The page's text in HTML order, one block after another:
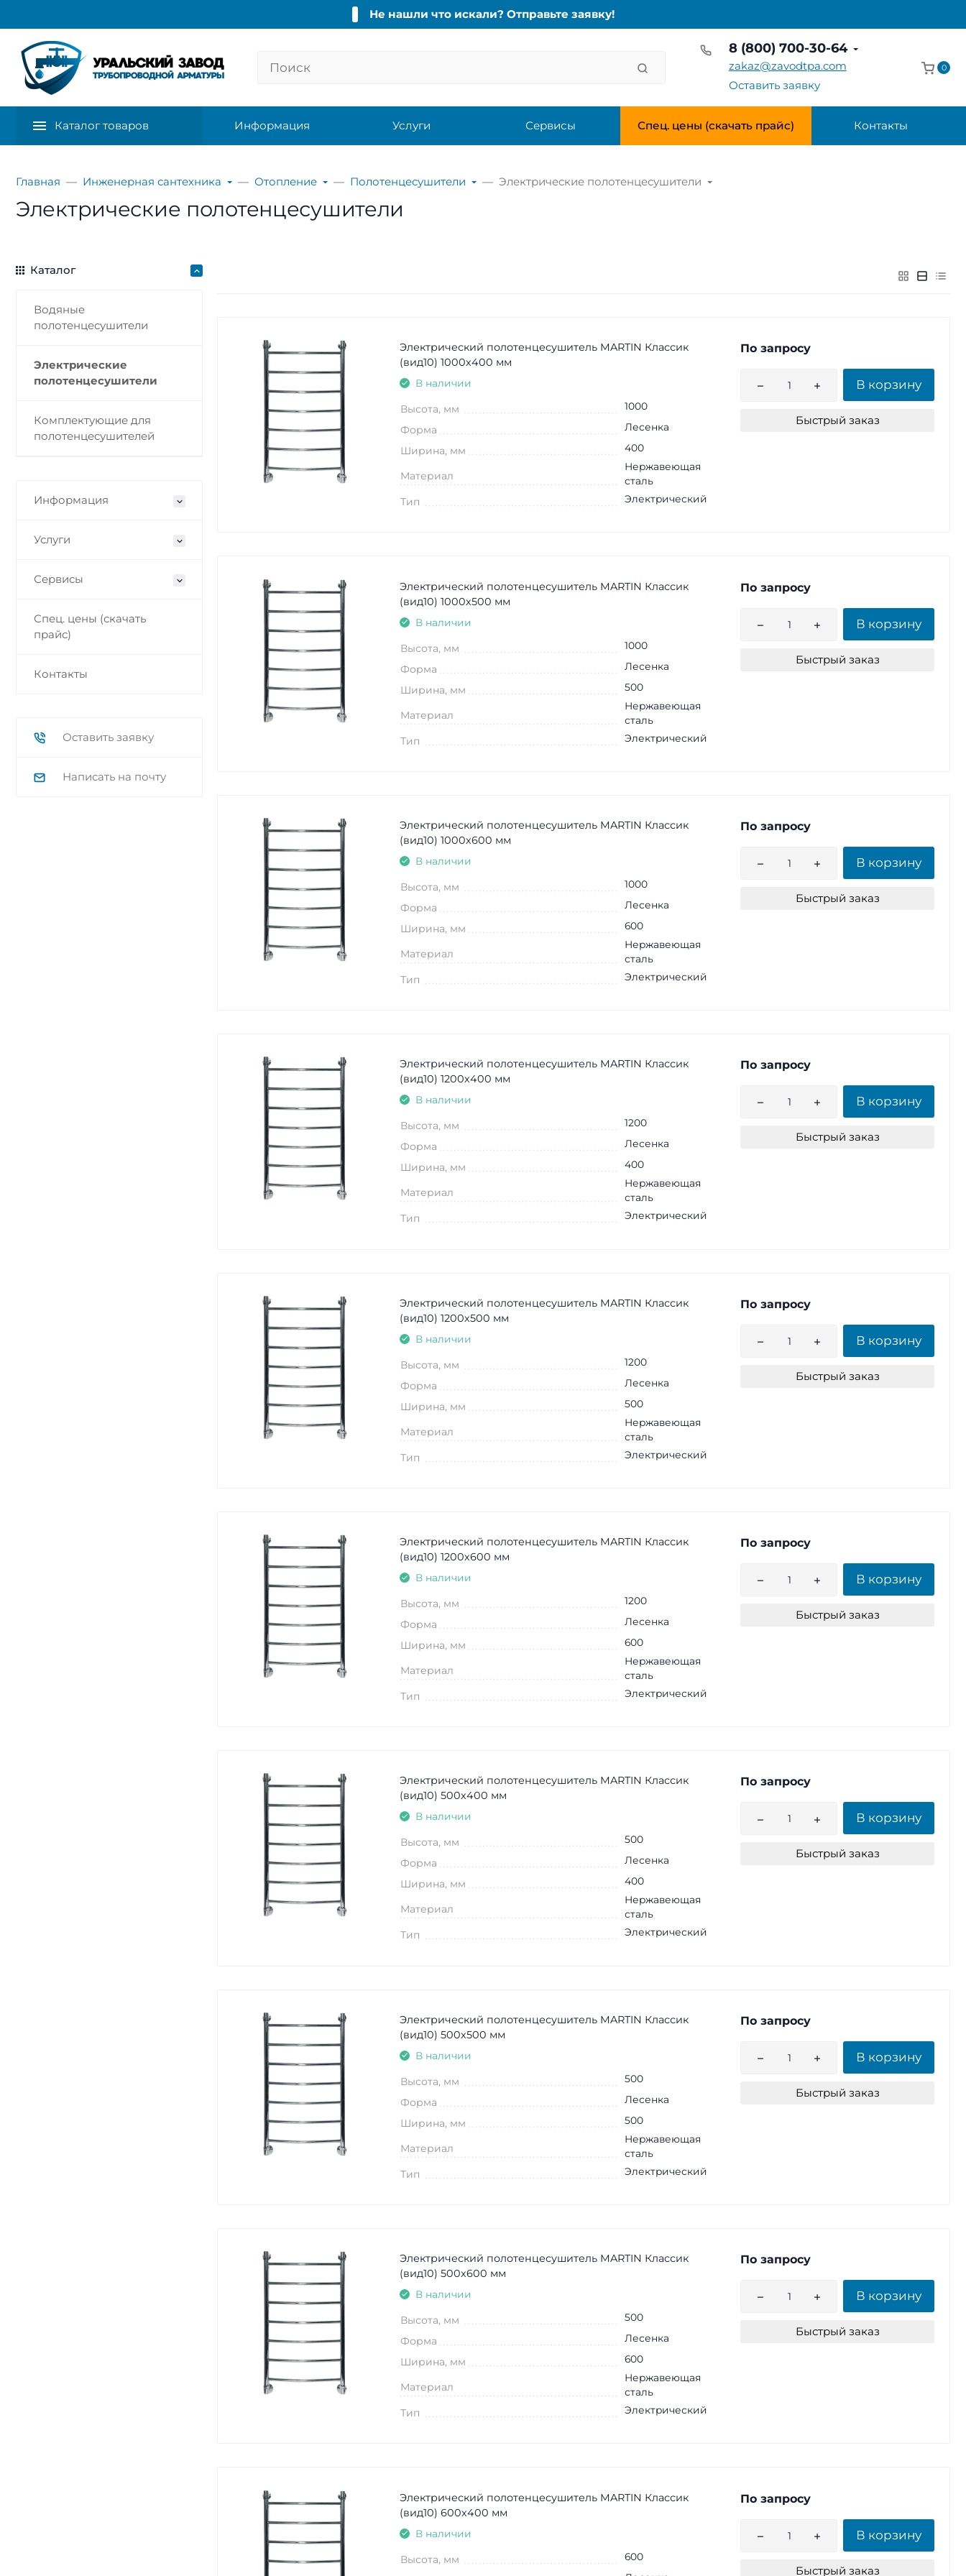
Не нашли что искали? Отправьте заявку!
8 (800) 700-30-64
zakaz@zavodtpa.com
Оставить заявку
0
Каталог товаров Информация Услуги Сервисы Спец. цены (скачать прайс) Контакты
Главная Инженерная сантехника Отопление Полотенцесушители Электрические полотенцесушители
Электрические полотенцесушители
Каталог
Водяные
полотенцесушители
Электрические
полотенцесушители
Комплектующие для
полотенцесушителей
Информация
Услуги
Сервисы
Спец. цены (скачать
прайс)
Контакты
Оставить заявку
Написать на почту
Электрический полотенцесушитель MARTIN Классик
(вид10) 1000х400 мм
В наличии
Высота, мм 1000
Форма Лесенка
Ширина, мм 400
Материал
Нержавеющая
сталь
Тип Электрический
По запросу
В корзину
Быстрый заказ
Электрический полотенцесушитель MARTIN Классик
(вид10) 1000х500 мм
В наличии
Высота, мм 1000
Форма Лесенка
Ширина, мм 500
Материал
Нержавеющая
сталь
Тип Электрический
По запросу
В корзину
Быстрый заказ
Электрический полотенцесушитель MARTIN Классик
(вид10) 1000х600 мм
В наличии
Высота, мм 1000
Форма Лесенка
Ширина, мм 600
Материал
Нержавеющая
сталь
Тип Электрический
По запросу
В корзину
Быстрый заказ
Электрический полотенцесушитель MARTIN Классик
(вид10) 1200х400 мм
В наличии
Высота, мм 1200
Форма Лесенка
Ширина, мм 400
Материал
Нержавеющая
сталь
Тип Электрический
По запросу
В корзину
Быстрый заказ
Электрический полотенцесушитель MARTIN Классик
(вид10) 1200х500 мм
В наличии
Высота, мм 1200
Форма Лесенка
Ширина, мм 500
Материал
Нержавеющая
сталь
Тип Электрический
По запросу
В корзину
Быстрый заказ
Электрический полотенцесушитель MARTIN Классик
(вид10) 1200х600 мм
В наличии
Высота, мм 1200
Форма Лесенка
Ширина, мм 600
Материал
Нержавеющая
сталь
Тип Электрический
По запросу
В корзину
Быстрый заказ
Электрический полотенцесушитель MARTIN Классик
(вид10) 500х400 мм
В наличии
Высота, мм 500
Форма Лесенка
Ширина, мм 400
Материал
Нержавеющая
сталь
Тип Электрический
По запросу
В корзину
Быстрый заказ
Электрический полотенцесушитель MARTIN Классик
(вид10) 500х500 мм
В наличии
Высота, мм 500
Форма Лесенка
Ширина, мм 500
Материал
Нержавеющая
сталь
Тип Электрический
По запросу
В корзину
Быстрый заказ
Электрический полотенцесушитель MARTIN Классик
(вид10) 500х600 мм
В наличии
Высота, мм 500
Форма Лесенка
Ширина, мм 600
Материал
Нержавеющая
сталь
Тип Электрический
По запросу
В корзину
Быстрый заказ
Электрический полотенцесушитель MARTIN Классик
(вид10) 600х400 мм
В наличии
Высота, мм 600
По запросу
В корзину
Быстрый заказ